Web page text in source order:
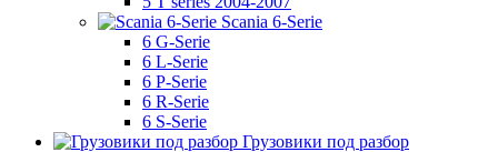
Scania 6-Serie
6 G-Serie
6 L-Serie
6 P-Serie
6 R-Serie
6 S-Serie
Грузовики под разбор